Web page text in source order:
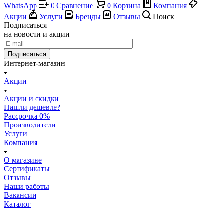
WhatsApp
0 Сравнение 0 Корзина
Компания
Акции
Услуги Бренды Отзывы
Поиск
Подписаться
на новости и акции
Подписаться
Интернет-магазин
Акции
Акции и скидки
Нашли дешевле?
Рассрочка 0%
Производители
Услуги
Компания
О магазине
Сертификаты
Отзывы
Наши работы
Вакансии
Каталог